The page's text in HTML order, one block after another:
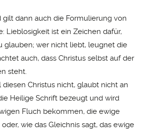
dann auch die Formulierung von
Lieblosigkeit ist ein Zeichen dafür,
glauben; wer nicht liebt, leugnet die
auch, dass Christus selbst auf der
steht.
Christus nicht, glaubt nicht an
Heilige Schrift bezeugt und wird
Fluch bekommen, die ewige
wie das Gleichnis sagt, das ewige